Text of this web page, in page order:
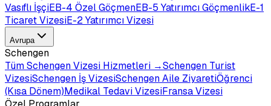
Vasıflı İşçiEB-4 Özel GöçmenEB-5 Yatırımcı GöçmenlikE-1
Ticaret VizesiE-2 Yatırımcı Vizesi
Avrupa
Schengen
TümSchengen Vizesi Hizmetleri →Schengen Turist
VizesiSchengen İş VizesiSchengen Aile ZiyaretiÖğrenci
(Kısa Dönem)Medikal Tedavi VizesiFransa Vizesi